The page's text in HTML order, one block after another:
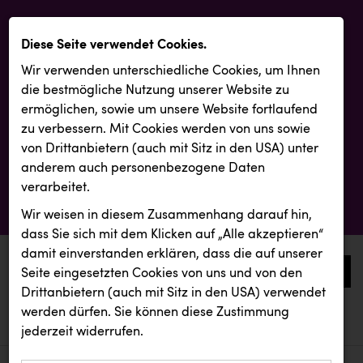
0
aktuelle aussendungen
aktuelle aussendungen
Diese Seite verwendet Cookies.
Wir verwenden unterschiedliche Cookies, um Ihnen
die best­mögliche Nutzung unserer Website zu
ermöglichen, sowie um unsere Website fortlaufend
zu verbessern. Mit Cookies werden von uns sowie
von Drittanbietern (auch mit Sitz in den USA) unter
anderem auch personenbezogene Daten
verarbeitet.
Wir weisen in diesem Zusammenhang darauf hin,
dass Sie sich mit dem Klicken auf „Alle akzeptieren“
damit ein­ver­standen erklären, dass die auf unserer
Seite eingesetzten Cookies von uns und von den
Drittanbietern (auch mit Sitz in den USA) verwendet
werden dürfen. Sie können diese Zustimmung
jederzeit widerrufen.